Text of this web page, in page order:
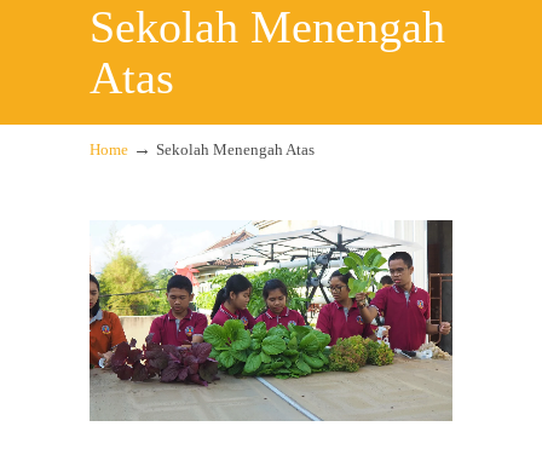
Sekolah Menengah
Atas
Home → Sekolah Menengah Atas